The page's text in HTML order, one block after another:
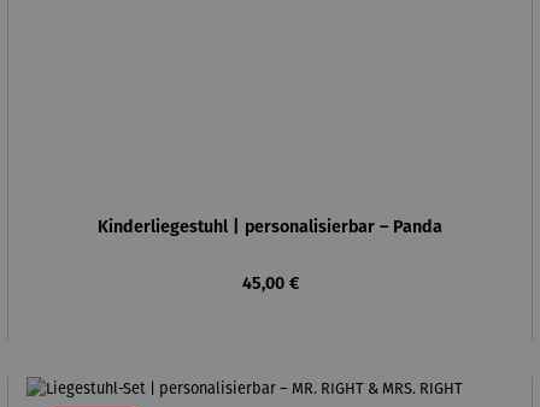
Kinderliegestuhl | personalisierbar – Panda
Regulärer Preis:
45,00 €